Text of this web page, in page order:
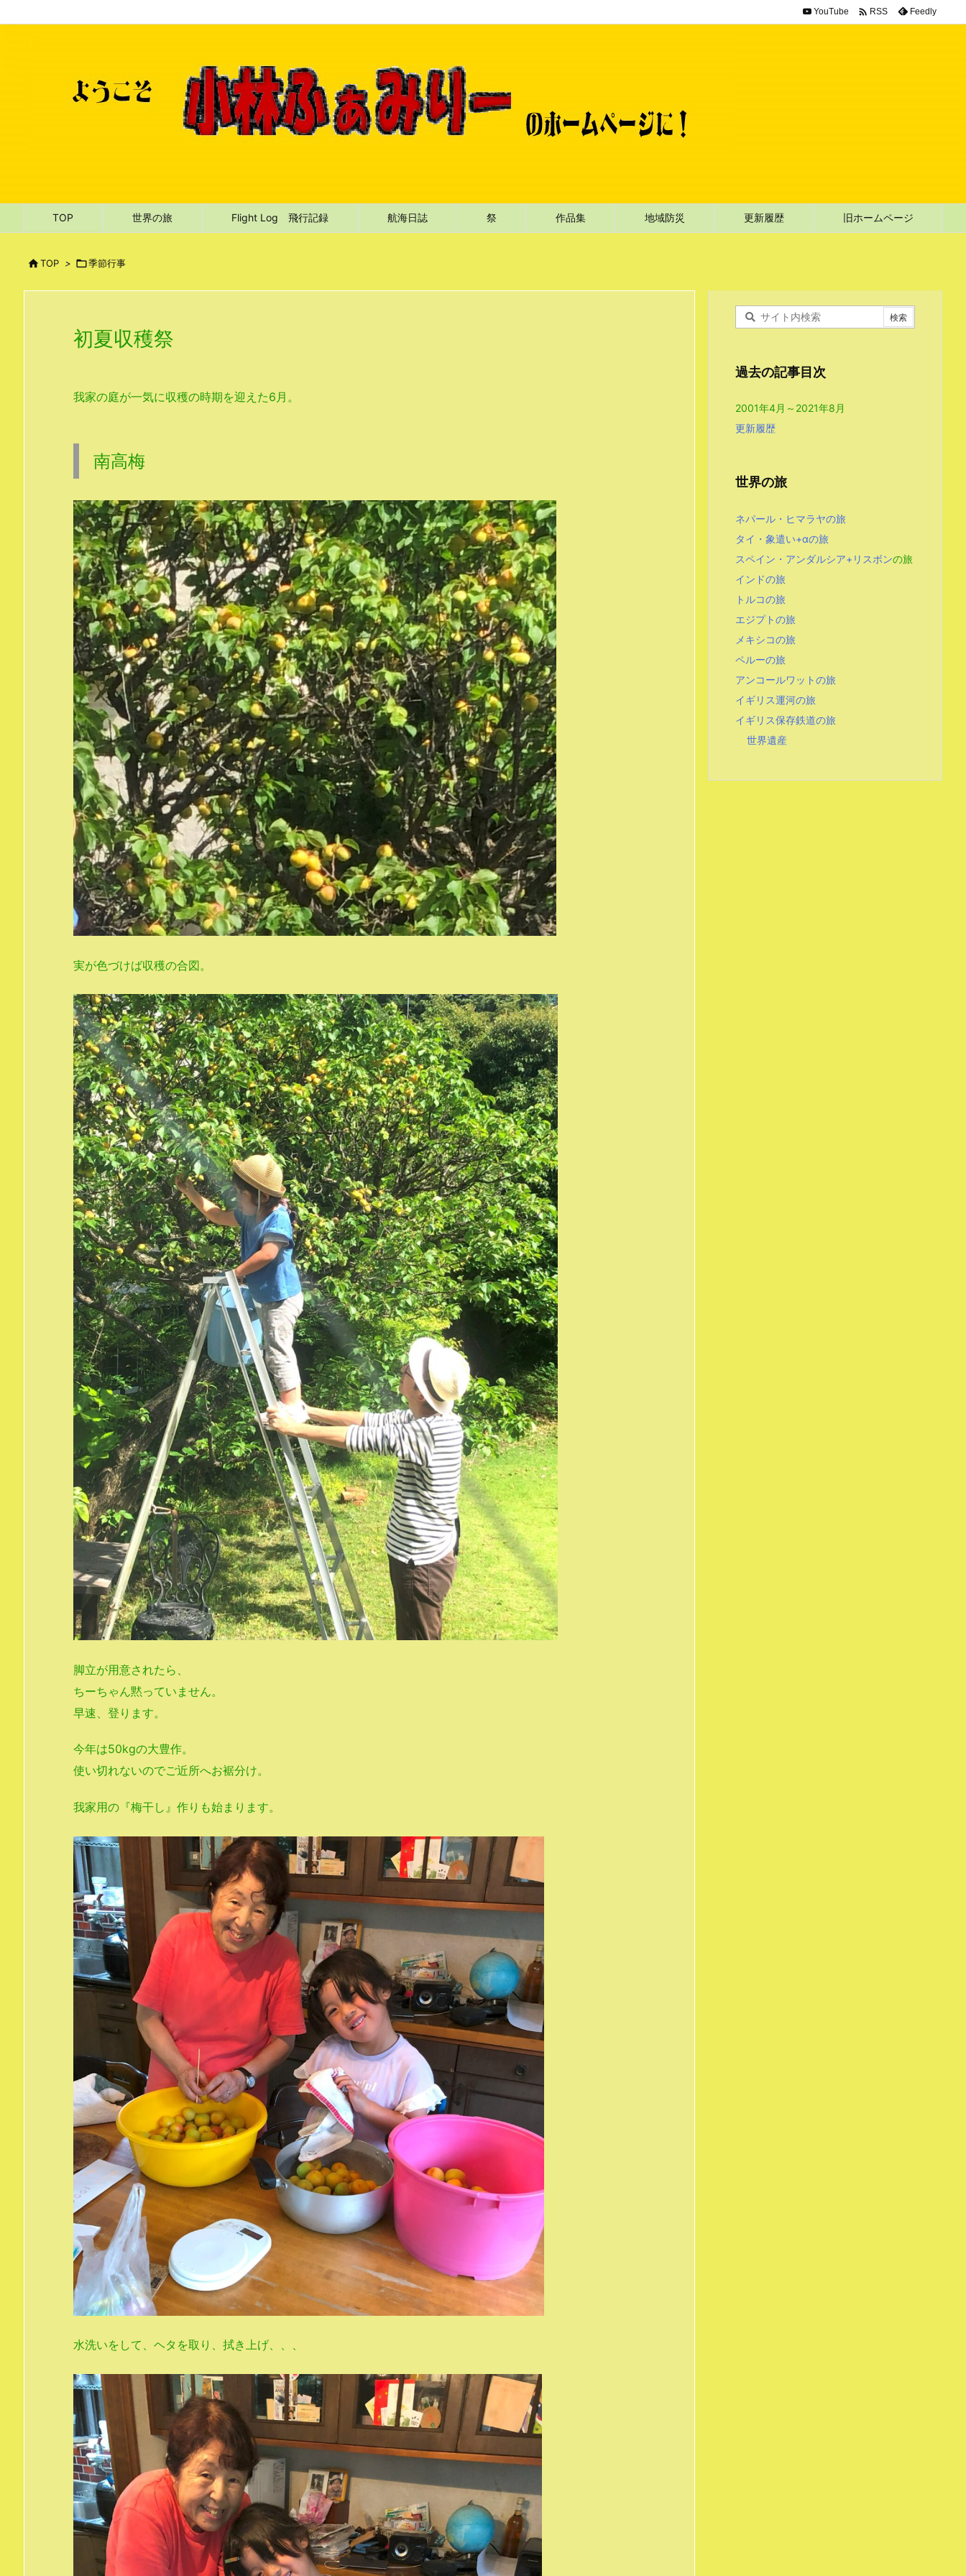
TOP 世界の旅 Flight Log 飛行記録 航海日誌 祭 作品集 地域防災 更新履歴 旧ホームページ
YouTube  RSS Feedly
TOP > 季節行事
初夏収穫祭
我家の庭が一気に収穫の時期を迎えた6月。
南高梅
実が色づけば収穫の合図。
脚立が用意されたら、
ちーちゃん黙っていません。
早速、登ります。
今年は50kgの大豊作。
使い切れないのでご近所へお裾分け。
我家用の『梅干し』作りも始まります。
水洗いをして、ヘタを取り、拭き上げ、、、
過去の記事目次
2001年4月～2021年8月
更新履歴
世界の旅
ネパール・ヒマラヤの旅
タイ・象遣い+αの旅
スペイン・アンダルシア+リスボンの旅
インドの旅
トルコの旅
エジプトの旅
メキシコの旅
ペルーの旅
アンコールワットの旅
イギリス運河の旅
イギリス保存鉄道の旅
世界遺産